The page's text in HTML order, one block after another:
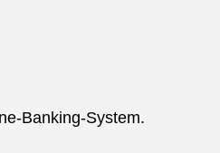
Banking-System.